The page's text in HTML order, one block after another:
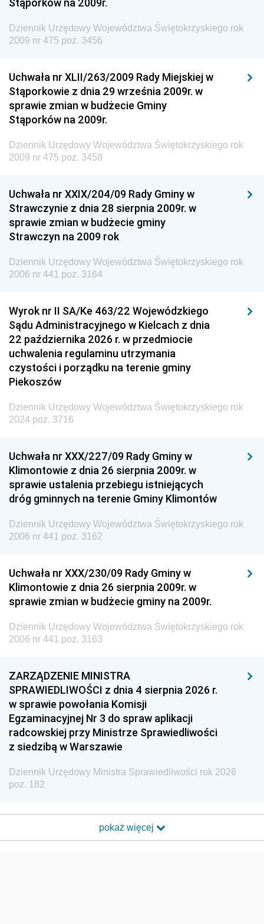
Wewnętrznego
Dziennik Urzędowy Urzędu Patentowego
Dziennik Urzędowy Generalnej Dyrekcji Dróg
Krajowych i Autostrad
Dziennik Urzędowy Ministra Środowiska
Dziennik Urzędowy Ministra Edukacji
Dziennik Urzędowy Ministra Przemysłu
Dziennik Urzędowy Ministra Finansów i Gospodarki
Dziennik Urzędowy Ministra do Spraw Unii
Dziennik Urzędowy Agencji Wywiadu
Dziennik Urzędowy Województwa Świętokrzyskiego rok
2009 nr 475 poz. 3456
Uchwała nr XLII/263/2009 Rady Miejskiej w
Stąporkowie z dnia 29 września 2009r. w
sprawie zmian w budżecie Gminy
Stąporków na 2009r.
Dziennik Urzędowy Województwa Świętokrzyskiego rok
2009 nr 475 poz. 3458
Uchwała nr XXIX/204/09 Rady Gminy w
Strawczynie z dnia 28 sierpnia 2009r. w
sprawie zmian w budżecie gminy
Strawczyn na 2009 rok
Dziennik Urzędowy Województwa Świętokrzyskiego rok
2006 nr 441 poz. 3164
Wyrok nr II SA/Ke 463/22 Wojewódzkiego
Sądu Administracyjnego w Kielcach z dnia
22 października 2026 r. w przedmiocie
uchwalenia regulaminu utrzymania
czystości i porządku na terenie gminy
Piekoszów
Dziennik Urzędowy Województwa Świętokrzyskiego rok
2024 poz. 3716
Uchwała nr XXX/227/09 Rady Gminy w
Klimontowie z dnia 26 sierpnia 2009r. w
sprawie ustalenia przebiegu istniejących
dróg gminnych na terenie Gminy Klimontów
Dziennik Urzędowy Województwa Świętokrzyskiego rok
2006 nr 441 poz. 3162
Uchwała nr XXX/230/09 Rady Gminy w
Klimontowie z dnia 26 sierpnia 2009r. w
sprawie zmian w budżecie gminy na 2009r.
Dziennik Urzędowy Województwa Świętokrzyskiego rok
2006 nr 441 poz. 3163
ZARZĄDZENIE MINISTRA
SPRAWIEDLIWOŚCI z dnia 4 sierpnia 2026 r.
w sprawie powołania Komisji
Egzaminacyjnej Nr 3 do spraw aplikacji
radcowskiej przy Ministrze Sprawiedliwości
z siedzibą w Warszawie
Dziennik Urzędowy Ministra Sprawiedliwości rok 2026
poz. 182
pokaż więcej